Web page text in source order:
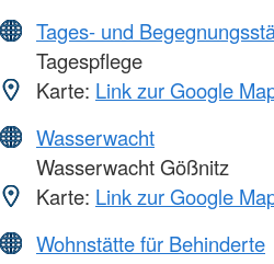
Tages- und
Tagespflege
Karte: Link zur Google
Wasserwacht
Wasserwacht Gößnitz
Karte: Link zur Google
Wohnstätte für Behinderte